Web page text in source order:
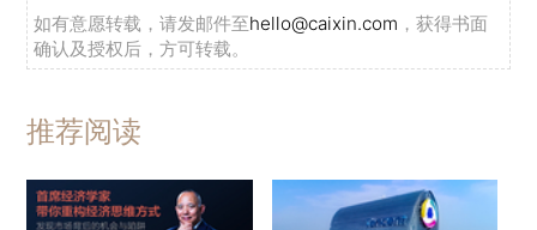
如有意愿转载，请发邮件至hello@caixin.com ，获得书面
确认及授权后，方可转载。
推荐阅读